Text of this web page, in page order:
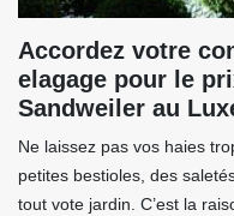
Accordez votre
elagage pour le
Sandweiler au
Ne laissez pas vos haies
petites bestioles, des
tout vote jardin. C’est la